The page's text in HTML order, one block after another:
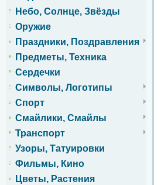
Небо, Солнце, Звёзды
Оружие
Праздники, Поздравления
Предметы, Техника
Сердечки
Символы, Логотипы
Спорт
Смайлики, Смайлы
Транспорт
Узоры, Татуировки
Фильмы, Кино
Цветы, Растения